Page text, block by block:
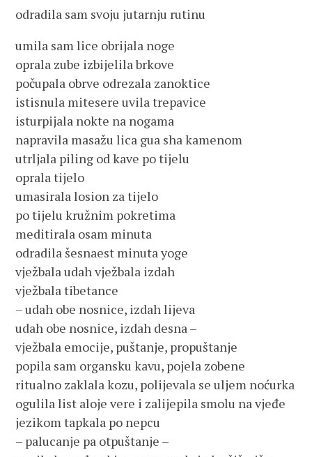
odradila sam svoju jutarnju rutinu
umila sam lice obrijala noge
oprala zube izbijelila brkove
počupala obrve odrezala zanoktice
istisnula mitesere uvila trepavice
isturpijala nokte na nogama
napravila masažu lica gua sha kamenom
utrljala piling od kave po tijelu
oprala tijelo
umasirala losion za tijelo
po tijelu kružnim pokretima
meditirala osam minuta
odradila šesnaest minuta yoge
vježbala udah vježbala izdah
vježbala tibetance
– udah obe nosnice, izdah lijeva
udah obe nosnice, izdah desna –
vježbala emocije, puštanje, propuštanje
popila sam organsku kavu, pojela zobene
ritualno zaklala kozu, polijevala se uljem noćurka
ogulila list aloje vere i zalijepila smolu na vjeđe
jezikom tapkala po nepcu
– palucanje pa otpuštanje –